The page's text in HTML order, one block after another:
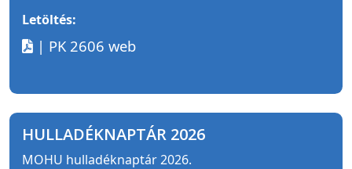
Letöltés:
| PK 2606 web
HULLADÉKNAPTÁR 2026
MOHU hulladéknaptár 2026.